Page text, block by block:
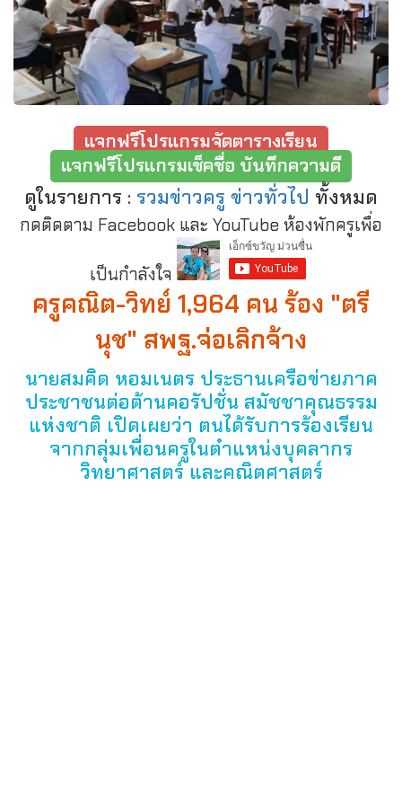
แจกฟรีโปรแกรมจัดตารางเรียน
แจกฟรีโปรแกรมเช็คชื่อ บันทึกความดี
ดูในรายการ : รวมข่าวครู ข่าวทั่วไป ทั้งหมด
กดติดตาม Facebook และ YouTube ห้องพักครูเพื่อ
เป็นกำลังใจ
ครูคณิต-วิทย์ 1,964 คน ร้อง "ตรี
นุช" สพฐ.จ่อเลิกจ้าง
นายสมคิด หอมเนตร ประธานเครือข่ายภาค
ประชาชนต่อต้านคอรัปชั่น สมัชชาคุณธรรม
แห่งชาติ เปิดเผยว่า ตนได้รับการร้องเรียน
จากกลุ่มเพื่อนครูในตำแหน่งบุคลากร
วิทยาศาสตร์ และคณิตศาสตร์